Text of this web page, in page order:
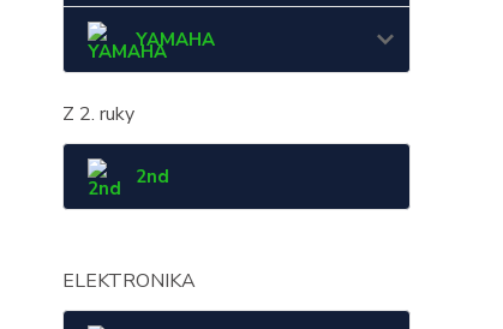
YAMAHA
Z 2. ruky
2nd
ELEKTRONIKA